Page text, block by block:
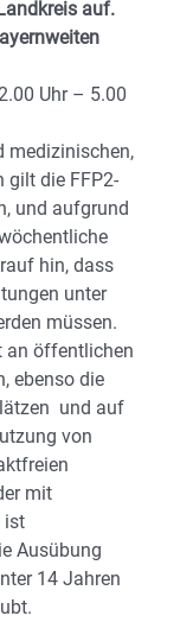
auf.
Uhr – 5.00
gilt die FFP2-
und aufgrund
hin, dass
unter
müssen.
öffentlichen
ebenso die
und auf
von
mit
ist
Ausübung
14 Jahren